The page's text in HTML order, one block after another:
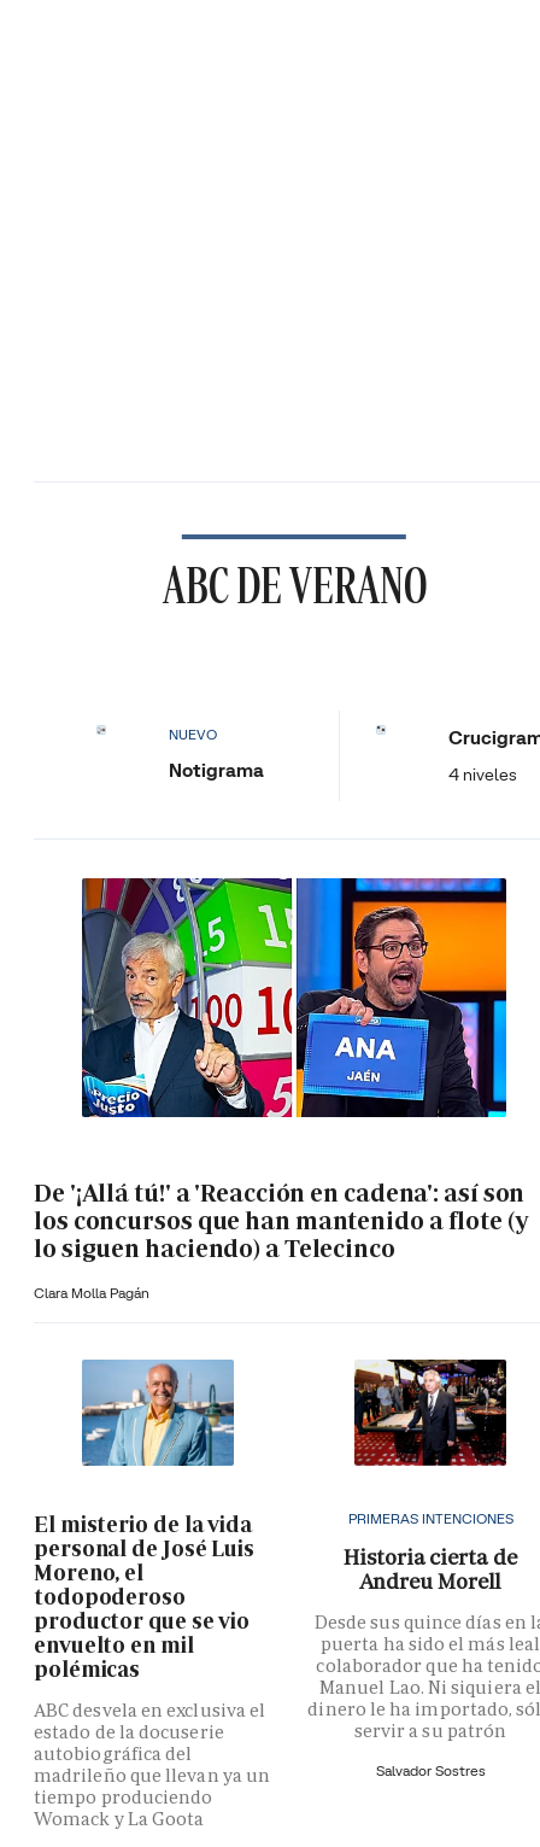
ABC DE VERANO
NUEVO
Notigrama 4 niveles
De '¡Allá tú!' a 'Reacción en cadena': así son
los concursos que han mantenido a flote (y
lo siguen haciendo) a Telecinco
Clara Molla Pagán
El misterio de la vida
personal de José Luis
Moreno, el
todopoderoso
productor que se vio
envuelto en mil
polémicas
ABC desvela en exclusiva el
estado de la docuserie
autobiográfica del
madrileño que llevan ya un
tiempo produciendo
Womack y La Goota
PRIMERAS INTENCIONES
Historia cierta de
Andreu Morell
Desde sus quince días en
puerta ha sido el más leal
colaborador que ha
Manuel Lao. Ni siquiera
dinero le ha importado,
servir a su patrón
Salvador Sostres